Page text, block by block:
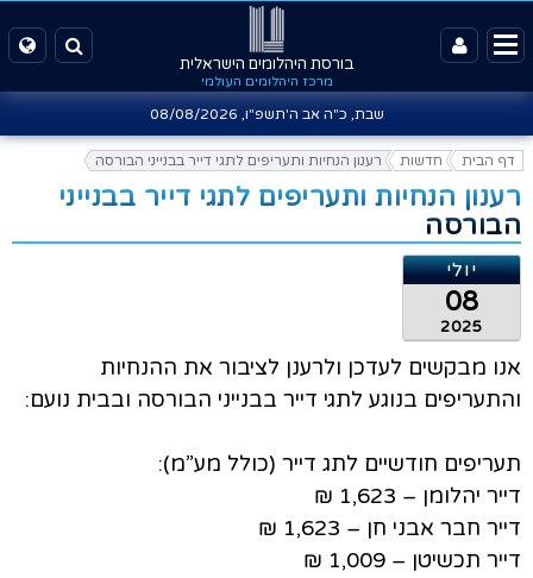
בורסת היהלומים הישראלית
מרכז היהלומים העולמי
שבת, כ"ה אב ה'תשפ"ו, 08/08/2026
דף הבית חדשות רענון הנחיות ותעריפים לתגי דייר בבנייני הבורסה
רענון הנחיות ותעריפים לתגי דייר בבנייני
הבורסה
יולי
08
2025
אנו מבקשים לעדכן ולרענן לציבור את ההנחיות
והתעריפים בנוגע לתגי דייר בבנייני הבורסה ובבית נועם:
תעריפים חודשיים לתג דייר (כולל מע”מ):
דייר יהלומן – 1,623 ₪
דייר חבר אבני חן – 1,623 ₪
דייר תכשיטן – 1,009 ₪